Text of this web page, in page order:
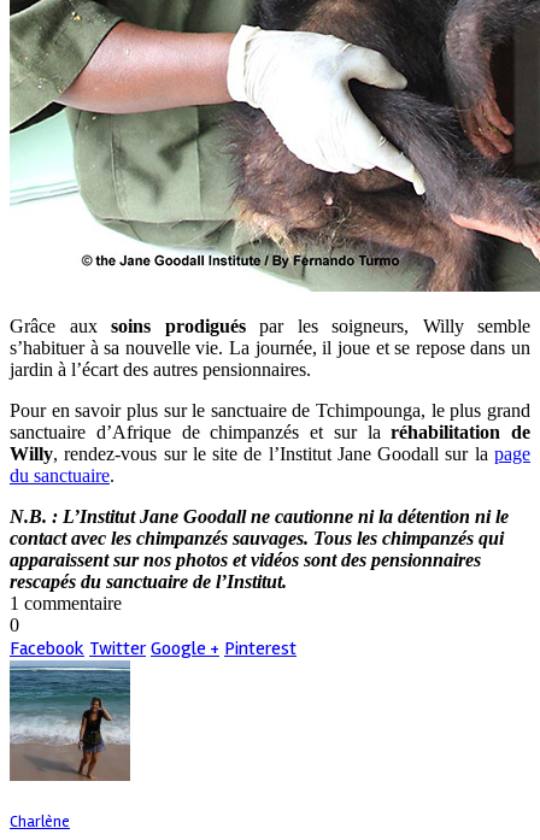
Grâce auxsoins prodiguéspar les soigneurs, Willy semble
s’habituer à sa nouvelle vie. La journée, il joue et se repose dans un
jardin à l’écart des autres pensionnaires.
Pour en savoir plus sur le sanctuaire de Tchimpounga, le plus grand
sanctuaire d’Afrique de chimpanzés et sur laréhabilitation de
Willy, rendez-vous sur le site de l’Institut Jane Goodall sur la page
du sanctuaire.
N.B. : L’Institut Jane Goodall ne cautionne ni la détention ni le
contact avec les chimpanzés sauvages. Tous les chimpanzés qui
apparaissent sur nos photos et vidéos sont des pensionnaires
rescapés du sanctuaire de l’Institut.
1 commentaire
0
Facebook Twitter Google + Pinterest
Charlène